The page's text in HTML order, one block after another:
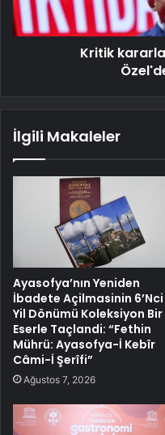
Kritik
İlgili Makaleler
Ayasofya’nın Yeniden
İbadete Açilmasinin 6’Nci
Yil Dönümü Koleksiyon Bir
Eserle Taçlandi: “Fethin
Mührü: Ayasofya-İ Kebîr
Câmi-İ Şerîfi”
Ağustos 7, 2026